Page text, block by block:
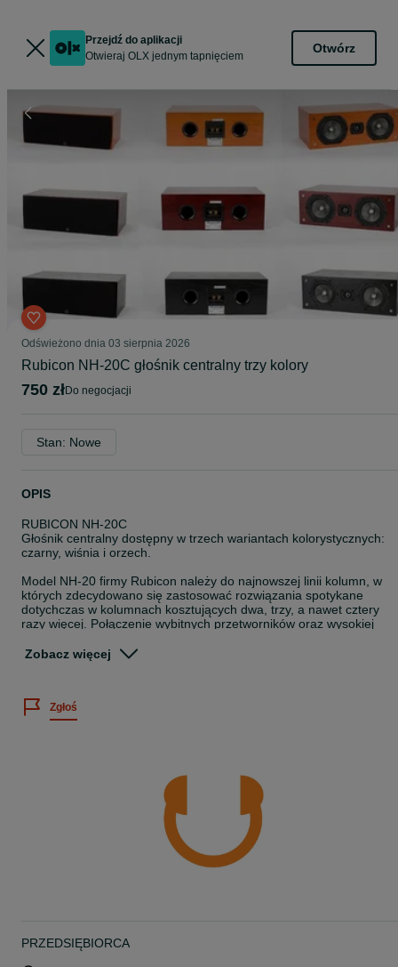
Przejdź do aplikacji
Otwieraj OLX jednym tapnięciem
Otwórz
Odświeżono dnia 03 sierpnia 2026
Rubicon NH-20C głośnik centralny trzy kolory
750 zł do negocjacji
Stan: Nowe
OPIS
RUBICON NH-20C
Głośnik centralny dostępny w trzech wariantach kolorystycznych:
czarny, wiśnia i orzech.
Model NH-20 firmy Rubicon należy do najnowszej linii kolumn, w
których zdecydowano się zastosować rozwiązania spotykane
dotychczas w kolumnach kosztujących dwa, trzy, a nawet cztery
razy więcej. Połączenie wybitnych przetworników oraz wysokiej
- pasmo przenoszenia: 80 Hz - 20 kHz
- impendancja: 6 Ohm
Zapraszamy do naszych sal odsłuchowych na prezentację.
Na każde urządzenie udzielamy gwarancji.
Oferujemy zarówno odbiór osobisty, jak i wysyłkę.
Możliwość zakupu na raty 0%.
Nautilus Kraków high-end hi-end hi-fi audio
Zobacz więcej
Zgłoś
PRZEDSIĘBIORCA